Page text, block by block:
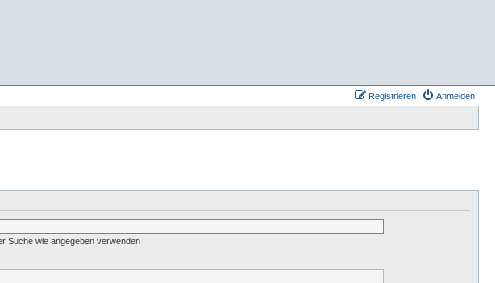
Anmelden
Registrieren
Suche wie angegeben verwenden